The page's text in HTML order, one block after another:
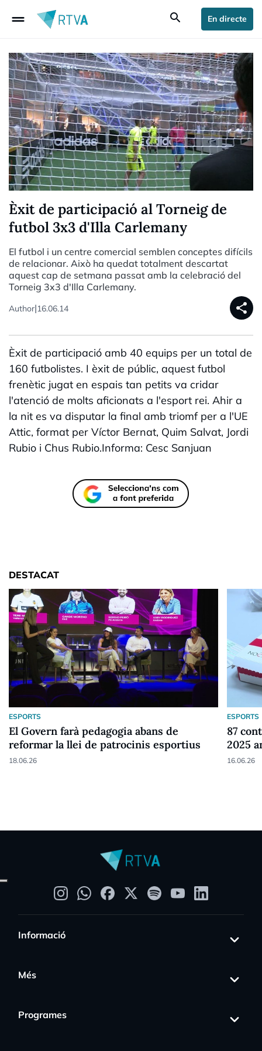
drag_handle search En directe
Èxit de participació al Torneig de
futbol 3x3 d'Illa Carlemany
El futbol i un centre comercial semblen conceptes difícils
de relacionar. Això ha quedat totalment descartat
aquest cap de setmana passat amb la celebració del
Torneig 3x3 d'Illa Carlemany.
Author|16.06.14 share
Èxit de participació amb 40 equips per un total de
160 futbolistes. I èxit de públic, aquest futbol
frenètic jugat en espais tan petits va cridar
l'atenció de molts aficionats a l'esport rei. Ahir a
la nit es va disputar la final amb triomf per a l'UE
Attic, format per Víctor Bernat, Quim Salvat, Jordi
Rubio i Chus Rubio.Informa: Cesc Sanjuan
DESTACAT
ESPORTS
El Govern farà pedagogia abans de
reformar la llei de patrocinis esportius
18.06.26
ESPORTS
87
2025
16.06.26
Informació
Més
Programes